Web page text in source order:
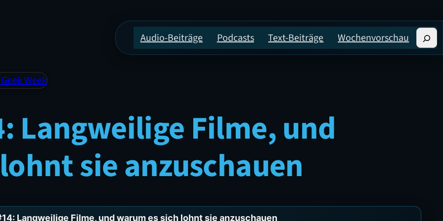
Audio-Beiträge Podcasts Text-Beiträge Wochenvorschau
Week
Langweilige Filme, und
sie anzuschauen
Langweilige Filme, und warum es sich lohnt sie anzuschauen